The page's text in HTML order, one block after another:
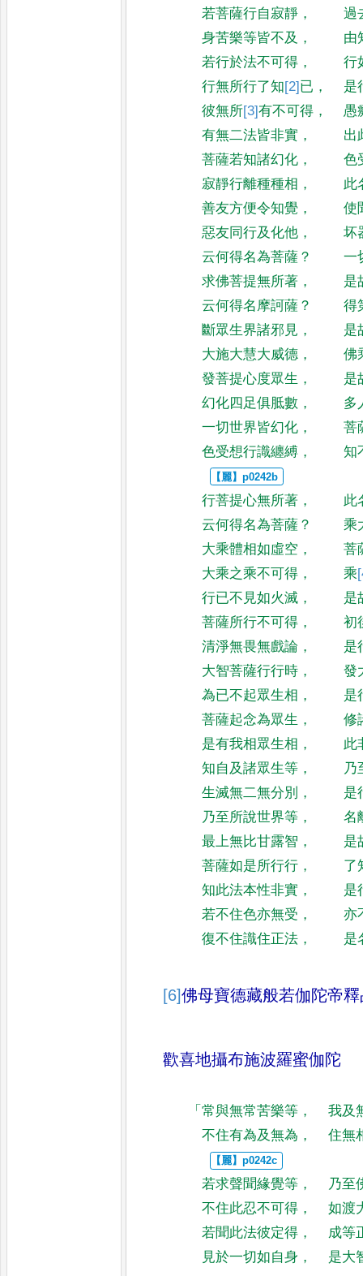
若菩薩行自寂靜 ，
過
身苦樂等皆不及 ，
由
若行於法不可得 ，
行
行無所行了知[2]已 ，
是
彼無所[3]有不可得 ，
愚
有無二法皆非實 ，
出
菩薩若知諸幻化 ，
色
寂靜行離種種相 ，
此
善友方便令知覺 ，
使
惡友同行及化他 ，
坏
云何得名為菩薩 ？
一
求佛菩提無所著 ，
是
云何得名摩訶薩 ？
得
斷眾生界諸邪見 ，
是
大施大慧大威德 ，
佛
發菩提心度眾生 ，
是
幻化四足俱胝數 ，
多
一切世界皆幻化 ，
菩
色受想行識纏縛 ， 知
行菩提心無所著 ，
此
云何得名為菩薩 ？
乘
大乘體相如虛空 ，
菩
大乘之乘不可得 ， 乘
行已不見如火滅 ，
是
菩薩所行不可得 ，
初
清淨無畏無戲論 ，
是
大智菩薩行行時 ，
發
為已不起眾生相 ，
是
菩薩起念為眾生 ，
修
是有我相眾生相 ，
此
知自及諸眾生等 ，
乃
生滅無二無分別 ，
是
乃至所說世界等 ，
名
最上無比甘露智 ，
是
菩薩如是所行行 ，
了
知此法本性非實 ，
是
若不住色亦無受 ，
亦
復不住識住正法 ， 是
[6]佛母寶德藏般若伽陀帝
歡喜地攝布施波羅蜜伽陀
「常與無常苦樂等 ，
我及
不住有為及無為 ， 住無
若求聲聞緣覺等 ，
乃至
不住此忍不可得 ，
如渡
若聞此法彼定得 ，
成等
見於一切如自身 ， 是大